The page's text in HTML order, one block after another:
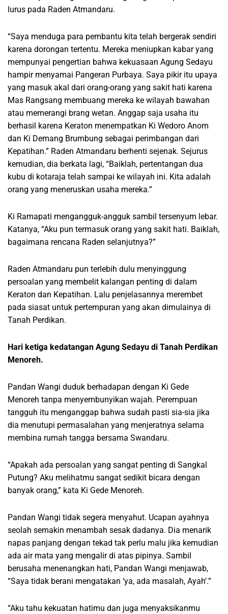
lurus pada Raden Atmandaru.
“Saya menduga para pembantu kita telah bergerak sendiri
karena dorongan tertentu. Mereka meniupkan kabar yang
mempunyai pengertian bahwa kekuasaan Agung Sedayu
hampir menyamai Pangeran Purbaya. Saya pikir itu upaya
yang masuk akal dari orang-orang yang sakit hati karena
Mas Rangsang membuang mereka ke wilayah bawahan
atau memerangi brang wetan. Anggap saja usaha itu
berhasil karena Keraton menempatkan Ki Wedoro Anom
dan Ki Demang Brumbung sebagai perimbangan dari
Kepatihan.” Raden Atmandaru berhenti sejenak. Sejurus
kemudian, dia berkata lagi, “Baiklah, pertentangan dua
kubu di kotaraja telah sampai ke wilayah ini. Kita adalah
orang yang meneruskan usaha mereka.”
Ki Ramapati mengangguk-angguk sambil tersenyum lebar.
Katanya, “Aku pun termasuk orang yang sakit hati. Baiklah,
bagaimana rencana Raden selanjutnya?”
Raden Atmandaru pun terlebih dulu menyinggung
persoalan yang membelit kalangan penting di dalam
Keraton dan Kepatihan. Lalu penjelasannya merembet
pada siasat untuk pertempuran yang akan dimulainya di
Tanah Perdikan.
Hari ketiga kedatangan Agung Sedayu di Tanah Perdikan
Menoreh.
Pandan Wangi duduk berhadapan dengan Ki Gede
Menoreh tanpa menyembunyikan wajah. Perempuan
tangguh itu menganggap bahwa sudah pasti sia-sia jika
dia menutupi permasalahan yang menjeratnya selama
membina rumah tangga bersama Swandaru.
“Apakah ada persoalan yang sangat penting di Sangkal
Putung? Aku melihatmu sangat sedikit bicara dengan
banyak orang,” kata Ki Gede Menoreh.
Pandan Wangi tidak segera menyahut. Ucapan ayahnya
seolah semakin menambah sesak dadanya. Dia menarik
napas panjang dengan tekad tak perlu malu jika kemudian
ada air mata yang mengalir di atas pipinya. Sambil
berusaha menenangkan hati, Pandan Wangi menjawab,
“Saya tidak berani mengatakan ‘ya, ada masalah, Ayah’.”
“Aku tahu kekuatan hatimu dan juga menyaksikanmu